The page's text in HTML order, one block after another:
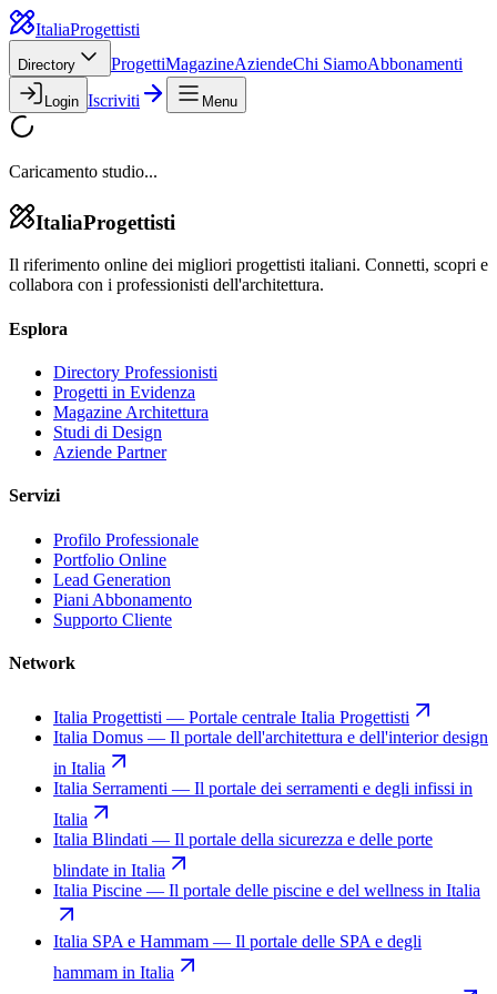
ItaliaProgettisti
Directory ProgettiMagazineAziendeChi SiamoAbbonamenti
Login Iscriviti Menu
Caricamento studio...
ItaliaProgettisti
Il riferimento online dei migliori progettisti italiani. Connetti, scopri e
collabora con i professionisti dell'architettura.
Esplora
Directory Professionisti
Progetti in Evidenza
Magazine Architettura
Studi di Design
Aziende Partner
Servizi
Profilo Professionale
Portfolio Online
Lead Generation
Piani Abbonamento
Supporto Cliente
Network
Italia Progettisti — Portale centrale Italia Progettisti
Italia Domus — Il portale dell'architettura e dell'interior design
in Italia
Italia Serramenti — Il portale dei serramenti e degli infissi in
Italia
Italia Blindati — Il portale della sicurezza e delle porte
blindate in Italia
Italia Piscine — Il portale delle piscine e del wellness in Italia
Italia SPA e Hammam — Il portale delle SPA e degli
hammam in Italia